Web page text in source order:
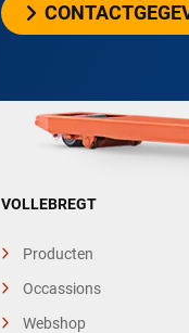
VOLLEBREGT
Producten
Occassions
Webshop